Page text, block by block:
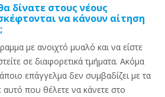
δίνατε στους νέους
να κάνουν αίτηση
με ανοιχτό μυαλό και να είστε
σε διαφορετικά τμήματα. Ακόμα
επάγγελμα δεν συμβαδίζει με τα
που θέλετε να κάνετε στο